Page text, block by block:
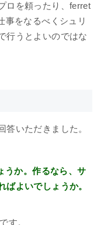
ロを頼ったり、ferret
事をなるべくシュリ
行うとよいのではな
答いただきました。
うか。作るなら、サ
ばよいでしょうか。
す。